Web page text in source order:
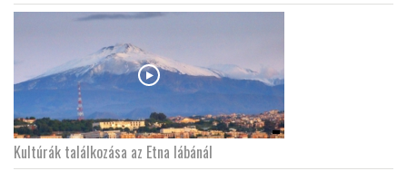
Kultúrák találkozása az Etna lábánál